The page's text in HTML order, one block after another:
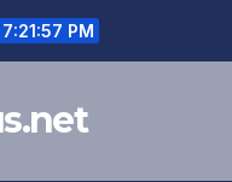
7:21:57 PM